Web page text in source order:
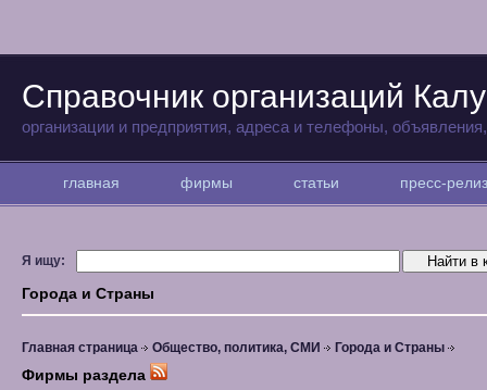
Справочник организаций
организации и предприятия, адреса и телефоны,
главная фирмы статьи пресс-
Я ищу:
Города и Страны
Главная страница Общество, политика, СМИ Города и Страны
Фирмы раздела